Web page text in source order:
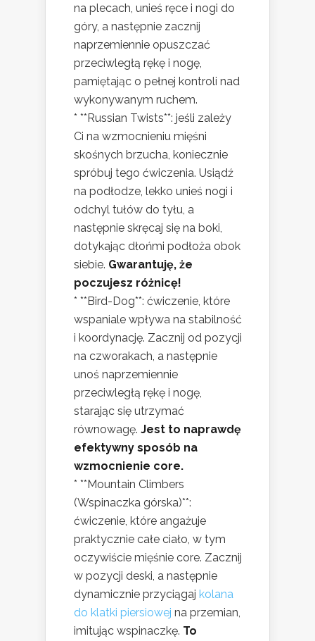
na plecach, unieś ręce i nogi do
góry, a następnie zacznij
naprzemiennie opuszczać
przeciwległą rękę i nogę,
pamiętając o pełnej kontroli nad
wykonywanym ruchem.
* **Russian Twists**: jeśli zależy
Ci na wzmocnieniu mięśni
skośnych brzucha, koniecznie
spróbuj tego ćwiczenia. Usiądź
na podłodze, lekko unieś nogi i
odchyl tułów do tyłu, a
następnie skręcaj się na boki,
dotykając dłońmi podłoża obok
siebie. Gwarantuję, że
poczujesz różnicę!
* **Bird-Dog**: ćwiczenie, które
wspaniale wpływa na stabilność
i koordynację. Zacznij od pozycji
na czworakach, a następnie
unoś naprzemiennie
przeciwległą rękę i nogę,
starając się utrzymać
równowagę. Jest to naprawdę
efektywny sposób na
wzmocnienie core.
* **Mountain Climbers
(Wspinaczka górska)**:
ćwiczenie, które angażuje
praktycznie całe ciało, w tym
oczywiście mięśnie core. Zacznij
w pozycji deski, a następnie
dynamicznie przyciągaj kolana
do klatki piersiowej na przemian,
imitując wspinaczkę. To